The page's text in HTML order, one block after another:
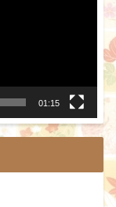
01:15